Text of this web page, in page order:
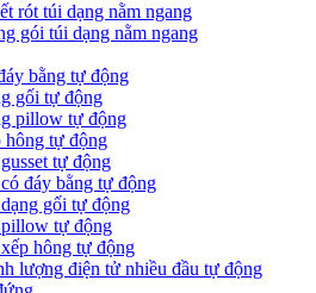
rót túi dạng nằm ngang
gói túi dạng nằm ngang
bằng tự động
gối tự động
pillow tự động
tự động
tự động
đáy bằng tự động
gối tự động
tự động
hông tự động
lượng điện tử nhiều đầu tự động